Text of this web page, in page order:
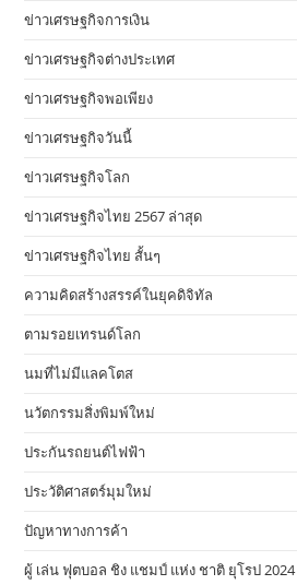
ข่าวเศรษฐกิจการเงิน
ข่าวเศรษฐกิจต่างประเทศ
ข่าวเศรษฐกิจพอเพียง
ข่าวเศรษฐกิจวันนี้
ข่าวเศรษฐกิจโลก
ข่าวเศรษฐกิจไทย 2567 ล่าสุด
ข่าวเศรษฐกิจไทย สั้นๆ
ความคิดสร้างสรรค์ในยุคดิจิทัล
ตามรอยเทรนด์โลก
นมที่ไม่มีแลคโตส
นวัตกรรมสิ่งพิมพ์ใหม่
ประกันรถยนต์ไฟฟ้า
ประวัติศาสตร์มุมใหม่
ปัญหาทางการค้า
ผู้ เล่น ฟุตบอล ชิง แชมป์ แห่ง ชาติ ยุโรป 2024